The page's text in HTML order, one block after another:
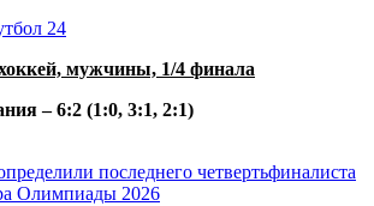
24
мужчины, 1/4 финала
– 6:2 (1:0, 3:1, 2:1)
последнего четвертьфиналиста
Олимпиады 2026